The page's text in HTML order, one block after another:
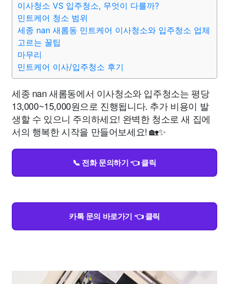
이사청소 VS 입주청소, 무엇이 다를까?
민트케어 청소 범위
세종 nan 새롬동 민트케어 이사청소와 입주청소 업체
고르는 꿀팁
마무리
민트케어 이사/입주청소 후기
세종 nan 새롬동에서 이사청소와 입주청소는 평당
13,000~15,000원으로 진행됩니다. 추가 비용이 발
생할 수 있으니 주의하세요! 완벽한 청소로 새 집에
서의 행복한 시작을 만들어보세요! 🏡✨
📞 전화 문의하기 👈 클릭
카톡 문의 바로가기 👈 클릭